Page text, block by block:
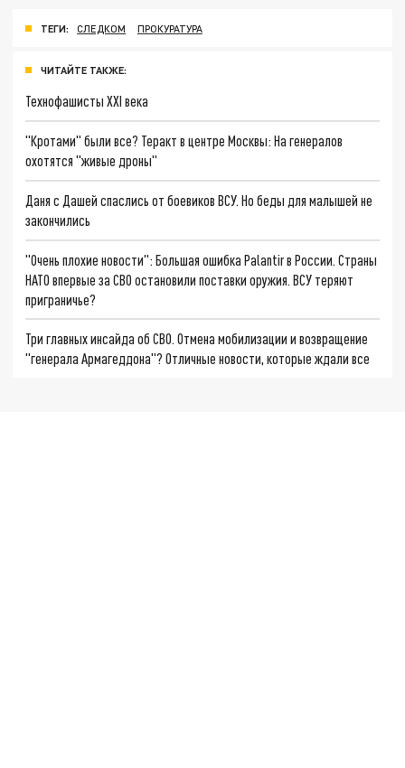
ТЕГИ: СЛЕДКОМ ПРОКУРАТУРА
ЧИТАЙТЕ ТАКЖЕ:
Технофашисты XXI века
"Кротами" были все? Теракт в центре Москвы: На генералов
охотятся "живые дроны"
Даня с Дашей спаслись от боевиков ВСУ. Но беды для малышей не
закончились
"Очень плохие новости": Большая ошибка Palantir в России. Страны
НАТО впервые за СВО остановили поставки оружия. ВСУ теряют
приграничье?
Три главных инсайда об СВО. Отмена мобилизации и возвращение
"генерала Армагеддона"? Отличные новости, которые ждали все